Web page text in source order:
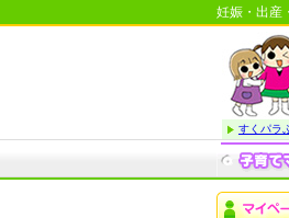
妊娠・出産
すくパラ